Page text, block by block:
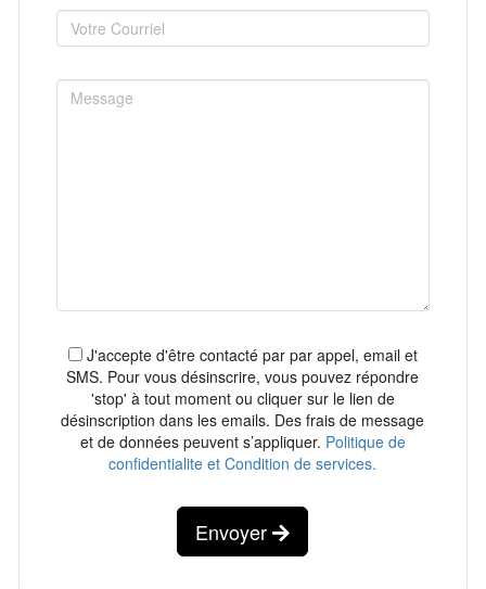
J'accepte d'être contacté par par appel, email et
SMS. Pour vous désinscrire, vous pouvez répondre
'stop' à tout moment ou cliquer sur le lien de
désinscription dans les emails. Des frais de message
et de données peuvent s’appliquer. Politique de
confidentialite et Condition de services.
Envoyer